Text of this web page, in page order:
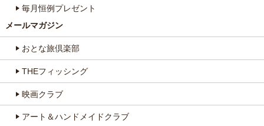
毎月恒例プレゼント
メールマガジン
おとな旅倶楽部
THEフィッシング
映画クラブ
アート＆ハンドメイドクラブ